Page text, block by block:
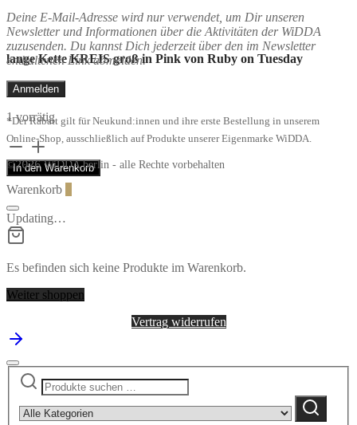
lange Kette KREIS groß in Pink von Ruby on Tuesday
35,00€ *
1 vorrätig
lange
Kette
KREIS
groß
Pink
Tuesday
Menge
In den Warenkorb
Deine E-Mail-Adresse wird nur verwendet, um Dir unseren
Newsletter und Informationen über die Aktivitäten der WiDDA
zuzusenden. Du kannst Dich jederzeit über den im Newsletter
enthaltenen Link abmelden.
*Der Rabatt gilt für Neukund:innen und ihre erste Bestellung in unserem
Online-Shop, ausschließlich auf Produkte unserer Eigenmarke WiDDA.
©2026WiDDA berlin - alle Rechte vorbehalten
Warenkorb
Updating…
Es befinden sich keine Produkte im Warenkorb.
Weiter shoppen
Vertrag widerrufen
Suchen
nach:
category:
Suchen